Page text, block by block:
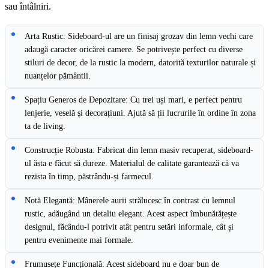
sau întâlniri.
Arta Rustic: Sideboard-ul are un finisaj grozav din lemn vechi care
adaugă caracter oricărei camere. Se potrivește perfect cu diverse
stiluri de decor, de la rustic la modern, datorită texturilor naturale și
nuanțelor pământii.
Spațiu Generos de Depozitare: Cu trei uși mari, e perfect pentru
lenjerie, veselă și decorațiuni. Ajută să ții lucrurile în ordine în zona
ta de living.
Construcție Robusta: Fabricat din lemn masiv recuperat, sideboard-
ul ăsta e făcut să dureze. Materialul de calitate garantează că va
rezista în timp, păstrându-și farmecul.
Notă Elegantă: Mânerele aurii strălucesc în contrast cu lemnul
rustic, adăugând un detaliu elegant. Acest aspect îmbunătățește
designul, făcându-l potrivit atât pentru setări informale, cât și
pentru evenimente mai formale.
Frumusețe Funcțională: Acest sideboard nu e doar bun de